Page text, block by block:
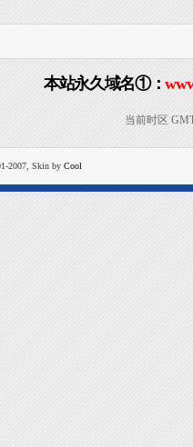
本站永久域名①：
当前时区
2007, Skin by Cool